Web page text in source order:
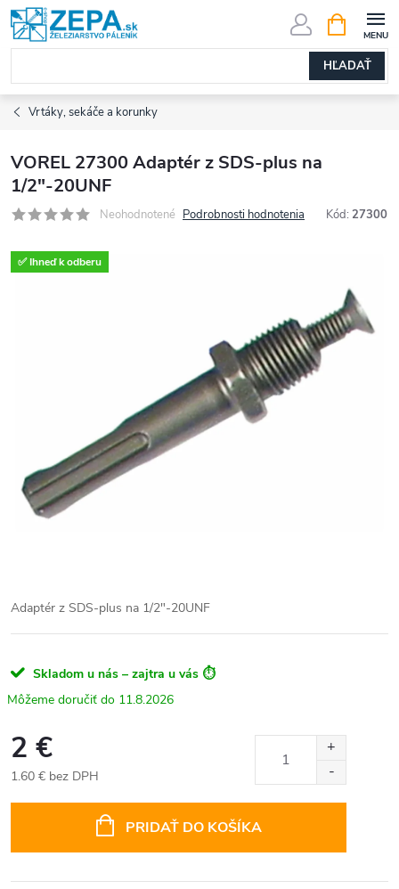
Prejsť
na
obsah
HĽADAŤ
KOŠÍK
Vrtáky, sekáče a korunky
VOREL 27300 Adaptér z SDS-plus na
1/2"-20UNF
Neohodnotené Podrobnosti hodnotenia Kód: 27300
✅ Ihneď k odberu
Adaptér z SDS-plus na 1/2"-20UNF
Skladom u nás – zajtra u vás ⏱️
11.8.2026
2 €
1.60 € bez DPH
PRIDAŤ DO KOŠÍKA